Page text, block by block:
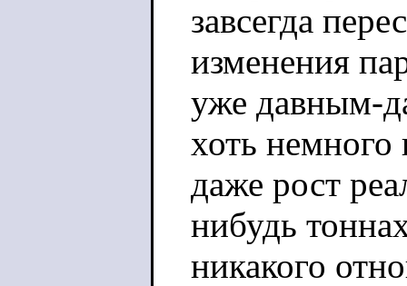
завсегда
изменения
уже давным-
хоть немного
даже рост
нибудь
никакого